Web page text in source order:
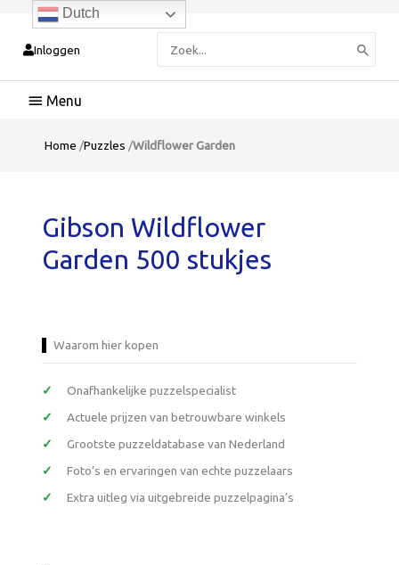
Inloggen
naar:
Hoofdmenu
Home /Puzzles /Wildflower Garden
Gibson Wildflower
Garden 500 stukjes
Waarom hier kopen
Onafhankelijke puzzelspecialist
Actuele prijzen van betrouwbare winkels
Grootste puzzeldatabase van Nederland
Foto’s en ervaringen van echte puzzelaars
Extra uitleg via uitgebreide puzzelpagina’s
Dutch